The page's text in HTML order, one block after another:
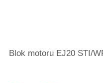
Blok motoru EJ20 STI/